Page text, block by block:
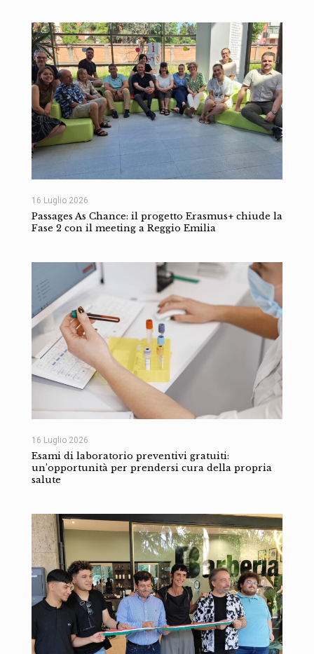
16 Luglio 2026
Passages As Chance: il progetto Erasmus+ chiude la
Fase 2 con il meeting a Reggio Emilia
16 Luglio 2026
Esami di laboratorio preventivi gratuiti:
un’opportunità per prendersi cura della propria
salute